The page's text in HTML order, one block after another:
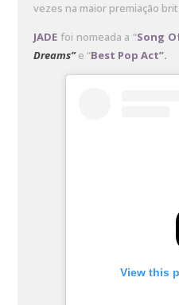
vezes na maior premiação
JADE foi nomeada a “Song
Dreams”e “Best Pop Act”.
View this